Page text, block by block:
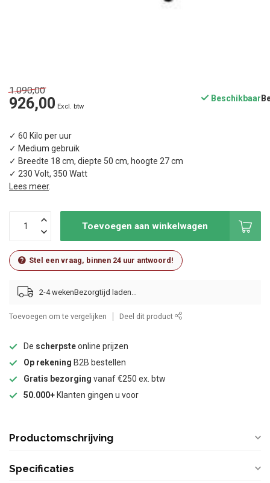
1.090,00
926,00 Excl. btw
Beschikbaar
✓ 60 Kilo per uur
✓ Medium gebruik
✓ Breedte 18 cm, diepte 50 cm, hoogte 27 cm
✓ 230 Volt, 350 Watt
Lees meer.
Toevoegen aan winkelwagen
Stel een vraag, binnen 24 uur antwoord!
2-4 weken
Toevoegen om te vergelijken Deel dit product
De scherpsteonline prijzen
Op rekening B2B bestellen
Gratis bezorging vanaf €250 ex. btw
50.000+ Klanten gingen u voor
Productomschrijving
Specificaties